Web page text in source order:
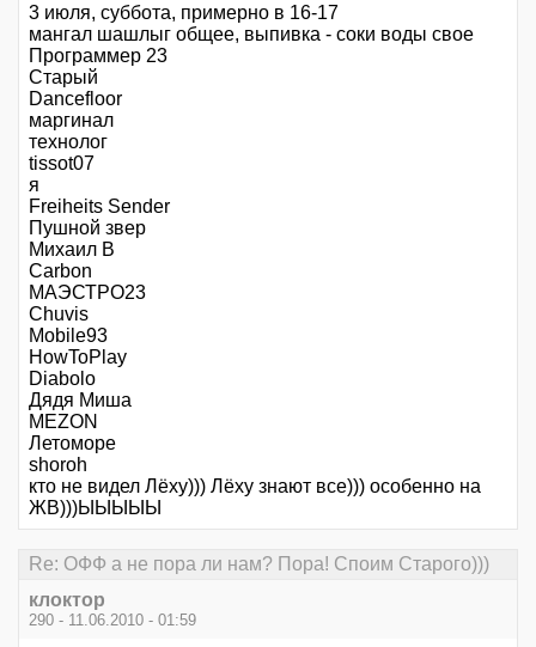
3 июля, суббота, примерно в 16-17
мангал шашлыг общее, выпивка - соки воды свое
Программер 23
Старый
Dancefloor
маргинал
технолог
tissot07
я
Freiheits Sender
Пушной звер
Михаил В
Carbon
МАЭСТРО23
Chuvis
Mobile93
HowToPlay
Diabolo
Дядя Миша
MEZON
Летоморе
shoroh
кто не видел Лёху))) Лёху знают все))) особенно на
ЖВ)))ЫЫЫЫЫ
Re: ОФФ а не пора ли нам? Пора! Споим Старого)))
клоктор
290 - 11.06.2010 - 01:59